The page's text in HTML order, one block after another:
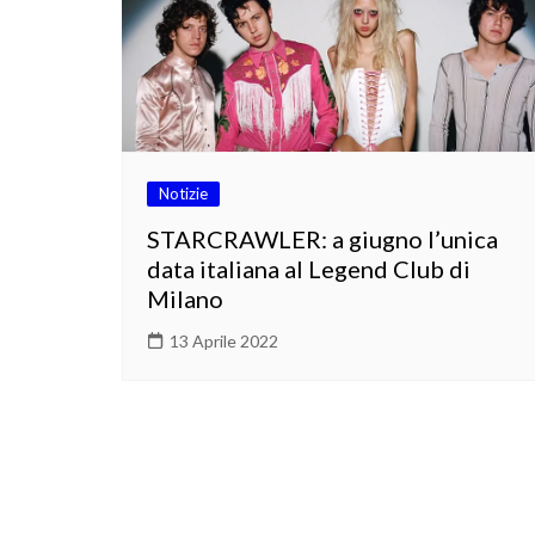
Notizie
STARCRAWLER: a giugno l’unica
data italiana al Legend Club di
Milano
13 Aprile 2022